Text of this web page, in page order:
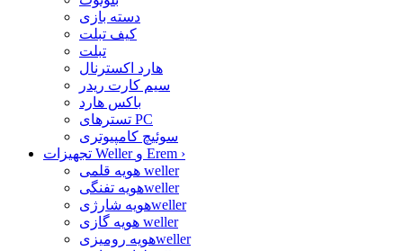
دسته بازی
کیف تبلت
تبلت
هارد اکسترنال
سیم کارت ریدر
باکس هارد
تسترهای PC
سوئیچ کامپیوتری
تجهیزات Weller و Erem ›
هویه قلمی weller
هویه تفنگیweller
هویه شارژیweller
هویه گازی weller
هویه رومیزیweller